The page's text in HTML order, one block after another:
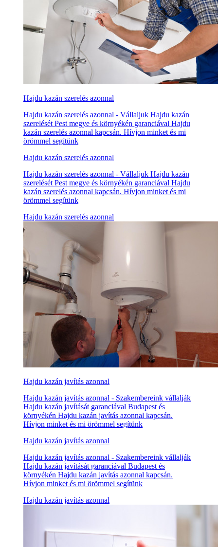
Hajdu kazán szerelés azonnal
Hajdu kazán szerelés azonnal - Vállaljuk Hajdu kazán
szerelését Pest megye és környékén garanciával Hajdu
kazán szerelés azonnal kapcsán. Hívjon minket és mi
örömmel segítünk
Hajdu kazán szerelés azonnal
Hajdu kazán szerelés azonnal - Vállaljuk Hajdu kazán
szerelését Pest megye és környékén garanciával Hajdu
kazán szerelés azonnal kapcsán. Hívjon minket és mi
örömmel segítünk
Hajdu kazán szerelés azonnal
Hajdu kazán javítás azonnal
Hajdu kazán javítás azonnal - Szakembereink vállalják
Hajdu kazán javítását garanciával Budapest és
környékén Hajdu kazán javítás azonnal kapcsán.
Hívjon minket és mi örömmel segítünk
Hajdu kazán javítás azonnal
Hajdu kazán javítás azonnal - Szakembereink vállalják
Hajdu kazán javítását garanciával Budapest és
környékén Hajdu kazán javítás azonnal kapcsán.
Hívjon minket és mi örömmel segítünk
Hajdu kazán javítás azonnal